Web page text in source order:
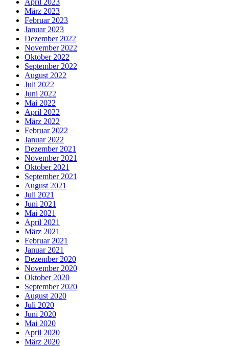
April 2023
März 2023
Februar 2023
Januar 2023
Dezember 2022
November 2022
Oktober 2022
September 2022
August 2022
Juli 2022
Juni 2022
Mai 2022
April 2022
März 2022
Februar 2022
Januar 2022
Dezember 2021
November 2021
Oktober 2021
September 2021
August 2021
Juli 2021
Juni 2021
Mai 2021
April 2021
März 2021
Februar 2021
Januar 2021
Dezember 2020
November 2020
Oktober 2020
September 2020
August 2020
Juli 2020
Juni 2020
Mai 2020
April 2020
März 2020